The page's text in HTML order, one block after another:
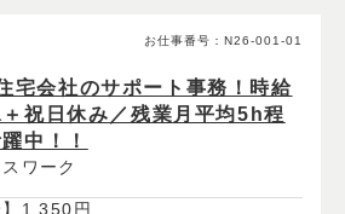
お仕事番号：N26-001-01
宅会社のサポート事務！時給
祝日休み／残業月平均5h程
中！！
ワーク
】1,350円